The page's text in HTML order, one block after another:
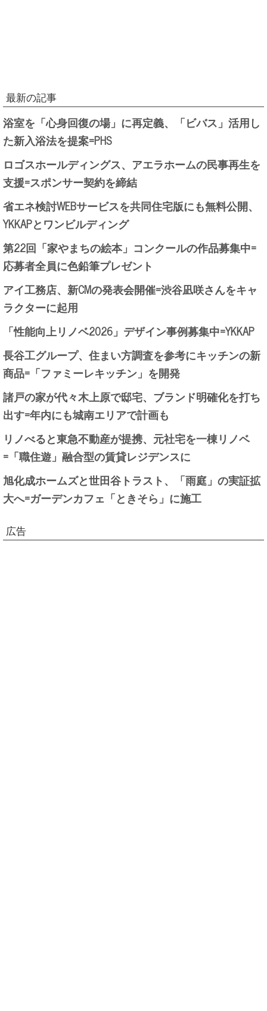
最新の記事
浴室を「心身回復の場」に再定義、「ビバス」活用し
た新入浴法を提案=PHS
ロゴスホールディングス、アエラホームの民事再生を
支援=スポンサー契約を締結
省エネ検討WEBサービスを共同住宅版にも無料公開、
YKKAPとワンビルディング
第22回「家やまちの絵本」コンクールの作品募集中=
応募者全員に色鉛筆プレゼント
アイ工務店、新CMの発表会開催=渋谷凪咲さんをキャ
ラクターに起用
「性能向上リノベ2026」デザイン事例募集中=YKKAP
長谷工グループ、住まい方調査を参考にキッチンの新
商品=「ファミーレキッチン」を開発
諸戸の家が代々木上原で邸宅、ブランド明確化を打ち
出す=年内にも城南エリアで計画も
リノべると東急不動産が提携、元社宅を一棟リノベ
=「職住遊」融合型の賃貸レジデンスに
旭化成ホームズと世田谷トラスト、「雨庭」の実証拡
大へ=ガーデンカフェ「ときそら」に施工
広告